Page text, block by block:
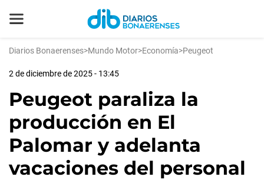
Diarios Bonaerenses>Mundo Motor>Economía>Peugeot
2 de diciembre de 2025 - 13:45
Peugeot paraliza la
producción en El
Palomar y adelanta
vacaciones del personal